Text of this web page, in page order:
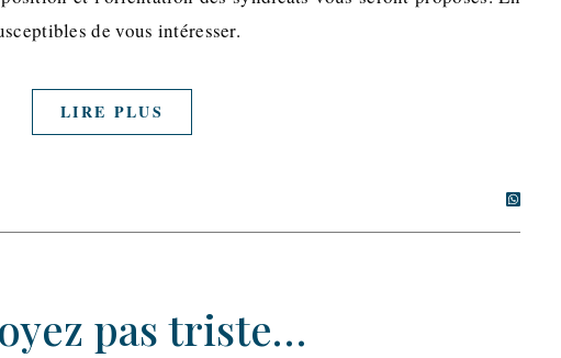
de vous intéresser.
LIRE PLUS
pas triste…